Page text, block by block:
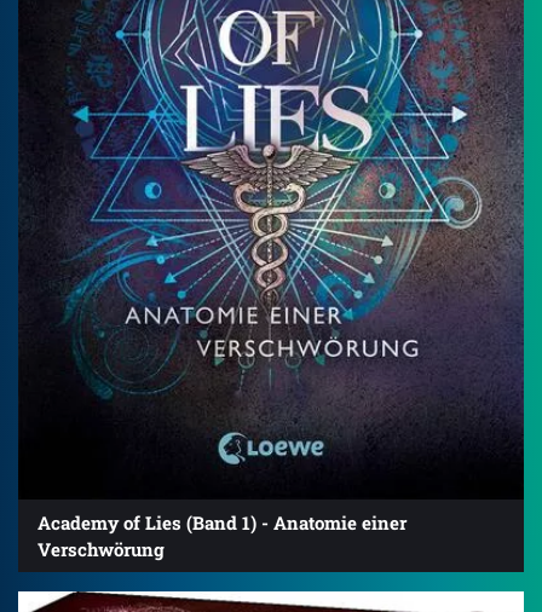
Academy of Lies (Band 1) - Anatomie einer
Verschwörung